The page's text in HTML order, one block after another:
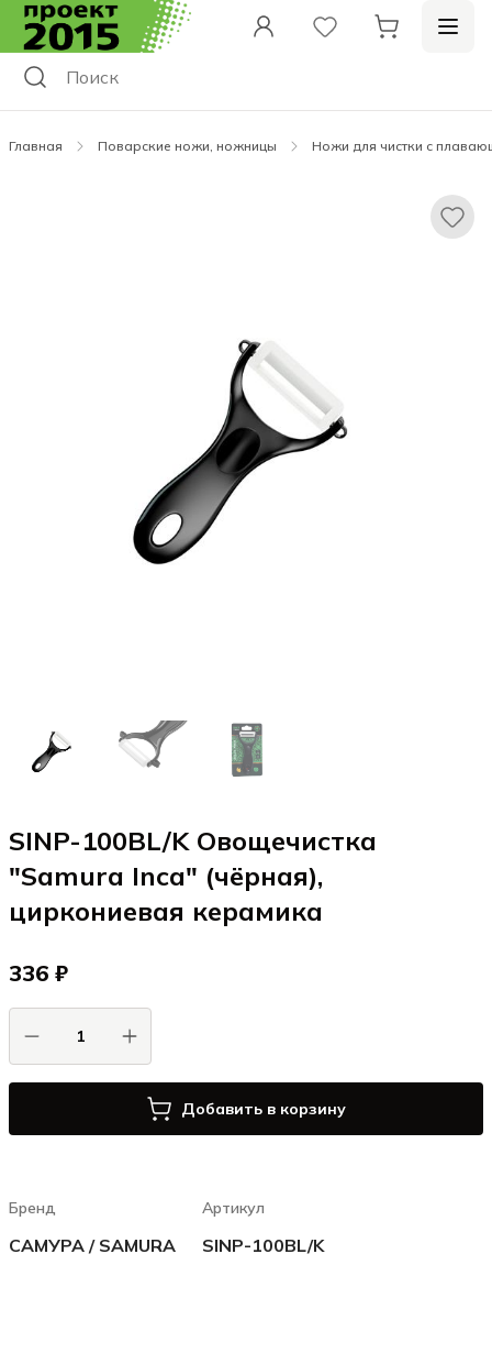
Главная Поварские ножи, ножницы Ножи для чистки с
SINP-100BL/K Овощечистка
"Samura Inca" (чёрная),
циркониевая керамика
336 ₽
Добавить в корзину
Бренд
САМУРА / SAMURA
Артикул
SINP-100BL/K